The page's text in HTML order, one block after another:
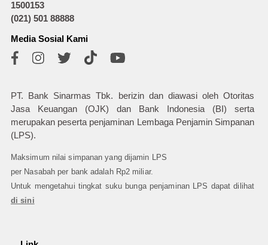
1500153
(021) 501 88888
Media Sosial Kami
PT. Bank Sinarmas Tbk. berizin dan diawasi oleh Otoritas
Jasa Keuangan (OJK) dan Bank Indonesia (BI) serta
merupakan peserta penjaminan Lembaga Penjamin Simpanan
(LPS).
Maksimum nilai simpanan yang dijamin LPS
per Nasabah per bank adalah Rp2 miliar.
Untuk mengetahui tingkat suku bunga penjaminan LPS dapat dilihat
di sini